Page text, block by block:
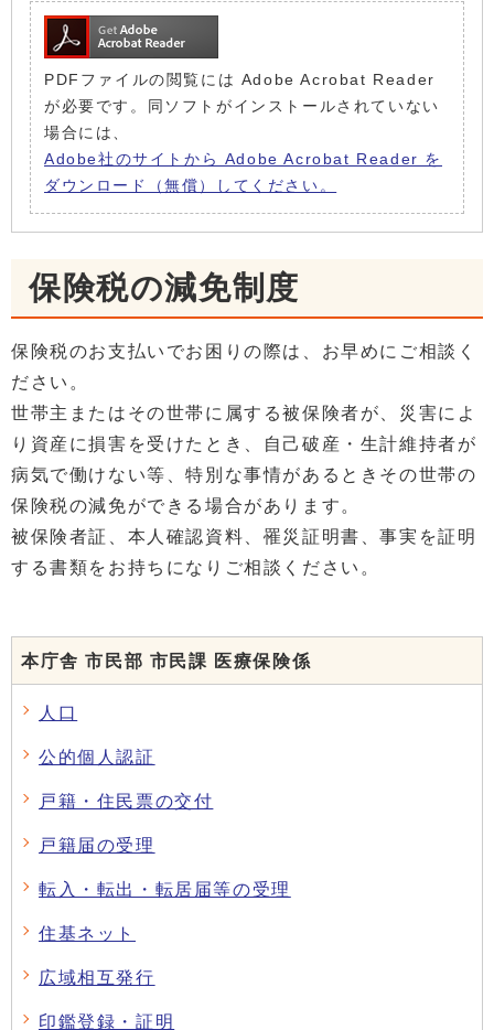
PDFファイルの閲覧には Adobe Acrobat Reader
が必要です。同ソフトがインストールされていない
場合には、
Adobe社のサイトから Adobe Acrobat Reader を
ダウンロード（無償）してください。
保険税の減免制度
保険税のお支払いでお困りの際は、お早めにご相談く
ださい。
世帯主またはその世帯に属する被保険者が、災害によ
り資産に損害を受けたとき、自己破産・生計維持者が
病気で働けない等、特別な事情があるときその世帯の
保険税の減免ができる場合があります。
被保険者証、本人確認資料、罹災証明書、事実を証明
する書類をお持ちになりご相談ください。
本庁舎 市民部 市民課 医療保険係
人口
公的個人認証
戸籍・住民票の交付
戸籍届の受理
転入・転出・転居届等の受理
住基ネット
広域相互発行
印鑑登録・証明